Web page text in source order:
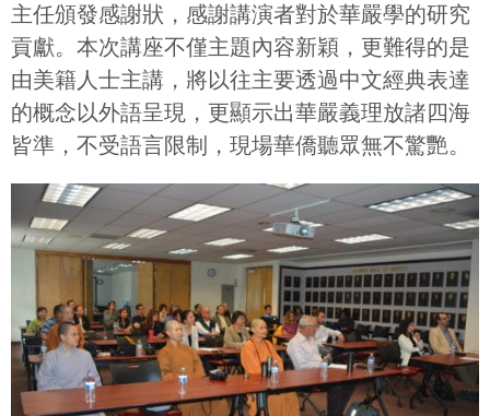
主任頒發感謝狀，感謝講演者對於華嚴學的研究
貢獻。本次講座不僅主題內容新穎，更難得的是
由美籍人士主講，將以往主要透過中文經典表達
的概念以外語呈現，更顯示出華嚴義理放諸四海
皆準，不受語言限制，現場華僑聽眾無不驚艷。